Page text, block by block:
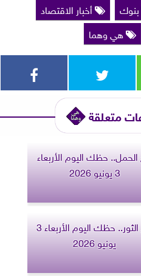
بنوك
أخبار الاقتصاد
هي وهما
متعلقة
الحمل.. حظك اليوم الأربعاء
3 يونيو 2026
برج الثور.. حظك اليوم الأربعاء 3
يونيو 2026